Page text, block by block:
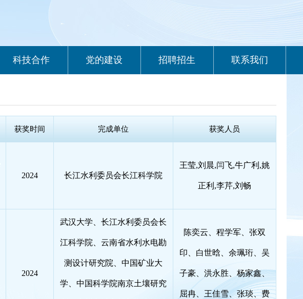
科技合作 党的建设 招聘招生 联系我们
获奖时间 完成单位 获奖人员
2024 长江水利委员会长江科学院
王莹,刘晨,闫飞,牛广利,姚
正利,李芹,刘畅
2024
武汉大学、长江水利委员会长
江科学院、云南省水利水电勘
测设计研究院、中国矿业大
学、中国科学院南京土壤研究
陈奕云、程学军、张双
印、白世晗、余珮珩、吴
子豪、洪永胜、杨家鑫、
屈冉、王佳雪、张琰、费